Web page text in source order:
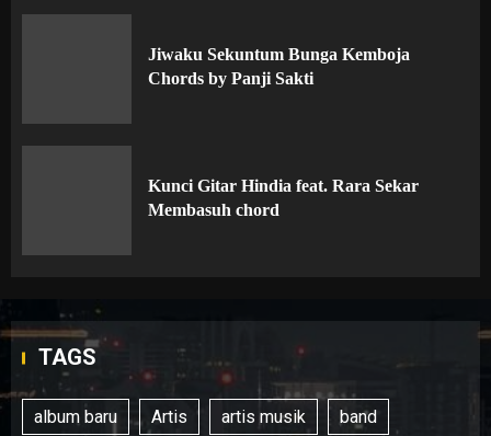
Jiwaku Sekuntum Bunga Kemboja
Chords by Panji Sakti
Kunci Gitar Hindia feat. Rara Sekar
Membasuh chord
TAGS
album baru Artis artis musik band